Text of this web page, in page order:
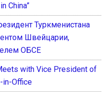
China”
Туркменистана
Швейцарии,
ОБСЕ
with Vice President of
in-Office